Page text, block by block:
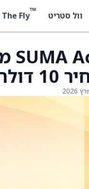
וול סטריט ™
The Fly